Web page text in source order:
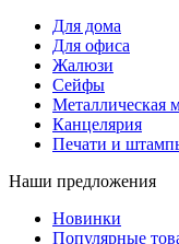
Для дома
Для офиса
Жалюзи
Сейфы
Металлическая
Канцелярия
Печати и
Наши предложения
Новинки
Популярные